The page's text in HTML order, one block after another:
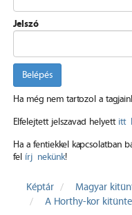
Jelszó
Belépés
Ha még nem tartozol a
Elfelejtett jelszavad helyett itt
Ha a fentiekkel kapcsolatban
fel írj nekünk!
Képtár
Magyar
A Horthy-kor